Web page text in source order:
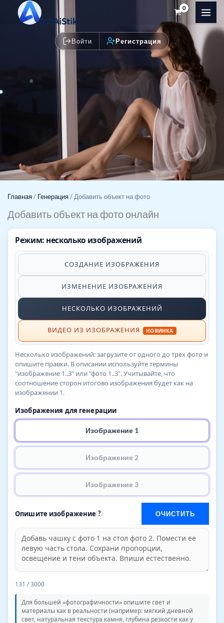
Перейти
Войти Регистрация
Главная/ Генерация/ Добавить объект на фото
Добавить объект на фото онлайн
Режим: несколько изображений
СОЗДАНИЕ ИЗОБРАЖЕНИЯ
ИЗМЕНЕНИЕ ИЗОБРАЖЕНИЯ
НЕСКОЛЬКО ИЗОБРАЖЕНИЙ
ВИДЕО ИЗ ИЗОБРАЖЕНИЯ НОВИНКА
Несколько изображений: загрузите от одного до трёх фото и
опишите правки. В описании используйте термины
"изображение 1..3" или "фото 1..3". Учитывайте, что
соотношение сторон итогово изображения будет как на
изображении 1.
Изображения для генерации
Изображение 1
Изображение 2
Изображение 3
Опишите изображение ? ОЧИСТИТЬ
131 / 3000
Для большей «фотографичности» опишите свет и
материалы как в реальности (например: мягкий дневной
свет, натуральная текстура камня, глубина резкости как у